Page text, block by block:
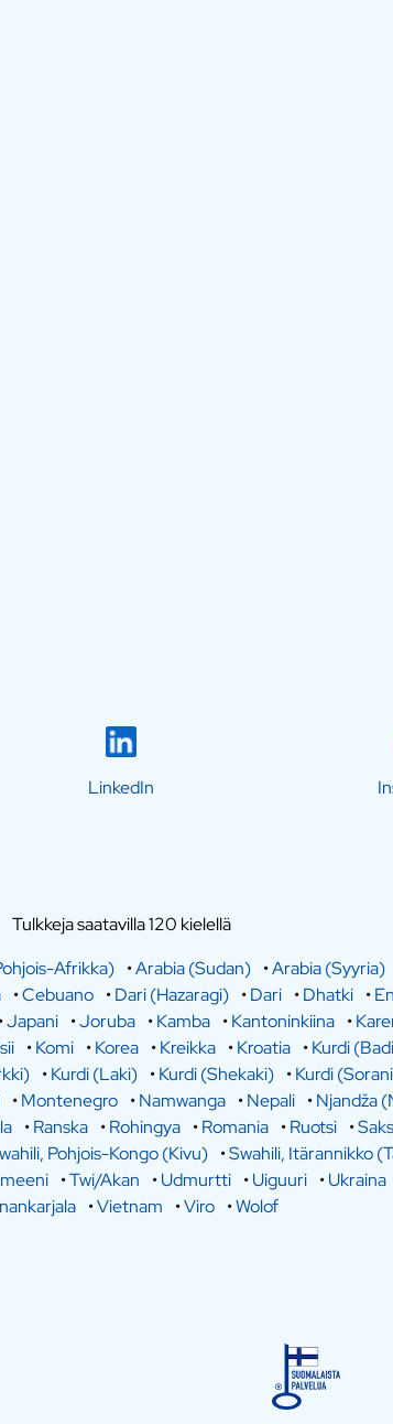
LinkedIn
Tulkkeja saatavilla 120 kielellä
Afrikka) •Arabia (Sudan) •Arabia (Syyria)
•Cebuano •Dari (Hazaragi) •Dari •Dhatki •
•Japani •Joruba •Kamba •Kantoninkiina •
•Komi •Korea •Kreikka •Kroatia •Kurdi
•Kurdi (Laki) •Kurdi (Shekaki) •Kurdi
•Montenegro •Namwanga •Nepali •Njandža
•Ranska •Rohingya •Romania •Ruotsi •
Pohjois-Kongo (Kivu) •Swahili, Itärannikko
•Twi/Akan •Udmurtti •Uiguuri •Ukraina
•Vietnam •Viro •Wolof